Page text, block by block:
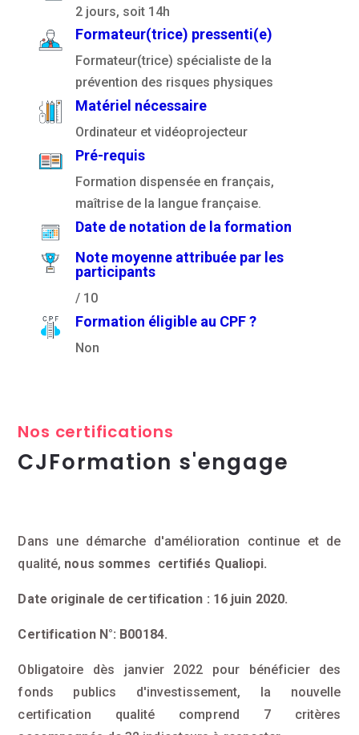
2 jours, soit 14h
Formateur(trice) pressenti(e)
Formateur(trice) spécialiste de la
prévention des risques physiques
Matériel nécessaire
Ordinateur et vidéoprojecteur
Pré-requis
Formation dispensée en français,
maîtrise de la langue française.
Date de notation de la formation
Note moyenne attribuée par les
participants
/ 10
Formation éligible au CPF ?
Non
Nos certifications
CJFormation s'engage
Dans une démarche d'amélioration continue et de
qualité, nous sommes certifiés Qualiopi.
Date originale de certification : 16 juin 2020.
Certification N°: B00184.
Obligatoire dès janvier 2022 pour bénéficier des
fonds publics d'investissement, la nouvelle
certification qualité comprend 7 critères